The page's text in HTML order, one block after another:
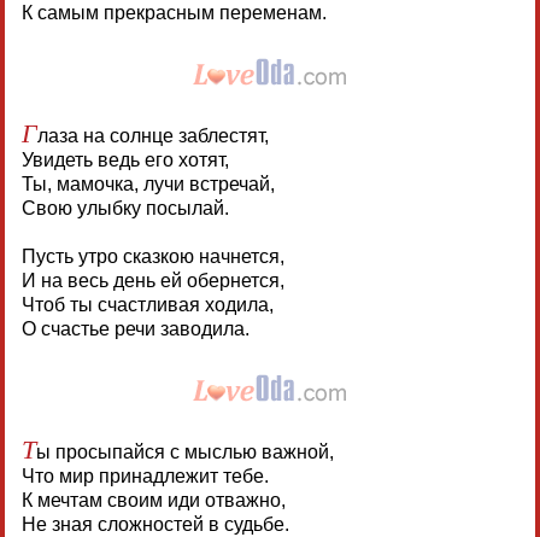
К самым прекрасным переменам.
Глаза на солнце заблестят,
Увидеть ведь его хотят,
Ты, мамочка, лучи встречай,
Свою улыбку посылай.
Пусть утро сказкою начнется,
И на весь день ей обернется,
Чтоб ты счастливая ходила,
О счастье речи заводила.
Ты просыпайся с мыслью важной,
Что мир принадлежит тебе.
К мечтам своим иди отважно,
Не зная сложностей в судьбе.